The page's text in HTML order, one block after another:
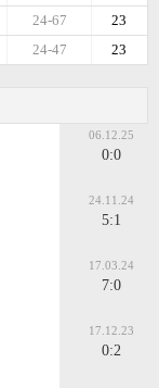
23
24-67
23
24-47
06.12.25
0:0
24.11.24
5:1
17.03.24
7:0
17.12.23
0:2